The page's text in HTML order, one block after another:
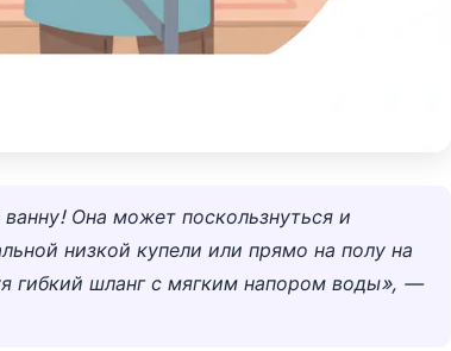
Она может поскользнуться и
низкой купели или прямо на полу на
гибкий шланг с мягким напором воды», —